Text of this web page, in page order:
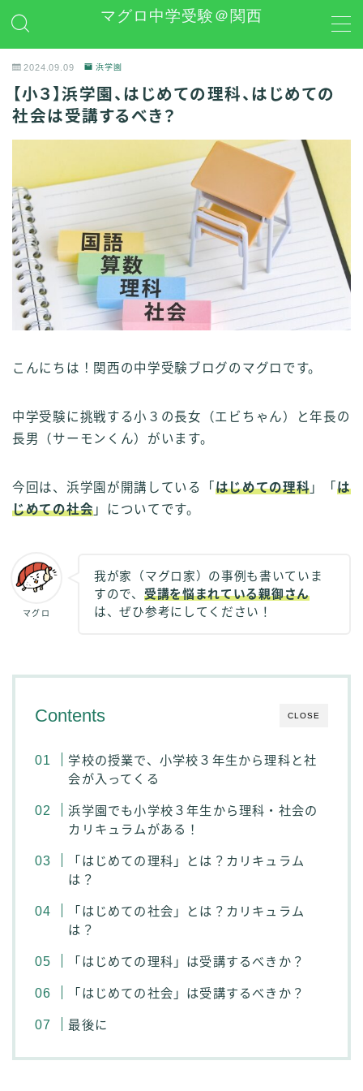
マグロ中学受験＠関西
日能研
その他 中学受験関連
お問い合わせ
プライバシーポリシー
2024.09.09 浜学園
【小３】浜学園、はじめての理科、はじめての
社会は受講するべき？
こんにちは！関西の中学受験ブログのマグロです。
中学受験に挑戦する小３の長女（エビちゃん）と年長の
長男（サーモンくん）がいます。
今回は、浜学園が開講している「 はじめての理科 」「 は
じめての社会 」についてです。
マグロ
我が家（マグロ家）の事例も書いていま
すので、 受講を悩まれている親御さん
は、ぜひ参考にしてください！
CLOSE
Contents
学校の授業で、小学校３年生から理科と社
会が入ってくる
浜学園でも小学校３年生から理科・社会の
カリキュラムがある！
「はじめての理科」とは？カリキュラム
は？
「はじめての社会」とは？カリキュラム
は？
「はじめての理科」は受講するべきか？
「はじめての社会」は受講するべきか？
最後に